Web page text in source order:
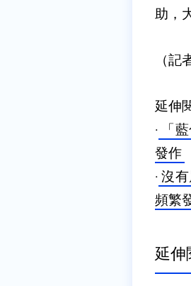
助，
（
延伸
·
「
發作
· 沒
頻繁
延伸